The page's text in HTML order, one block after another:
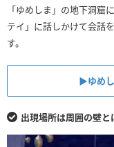
「ゆめしま」の地下洞窟
テイ」に話しかけて会話
す。
▶︎ゆめ
出現場所は周囲の壁